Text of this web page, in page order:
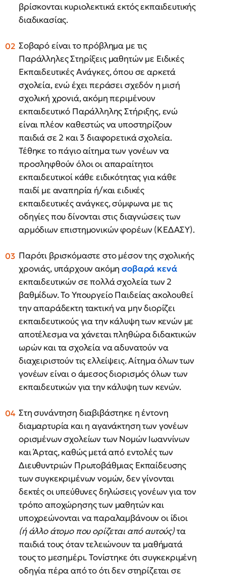
βρίσκονται κυριολεκτικά εκτός εκπαιδευτικής
διαδικασίας.
Σοβαρό είναι το πρόβλημα με τις
Παράλληλες Στηρίξεις μαθητών με Ειδικές
Εκπαιδευτικές Ανάγκες, όπου σε αρκετά
σχολεία, ενώ έχει περάσει σχεδόν η μισή
σχολική χρονιά, ακόμη περιμένουν
εκπαιδευτικό Παράλληλης Στήριξης, ενώ
είναι πλέον καθεστώς να υποστηρίζουν
παιδιά σε 2 και 3 διαφορετικά σχολεία.
Τέθηκε το πάγιο αίτημα των γονέων να
προσληφθούν όλοι οι απαραίτητοι
εκπαιδευτικοί κάθε ειδικότητας για κάθε
παιδί με αναπηρία ή/και ειδικές
εκπαιδευτικές ανάγκες, σύμφωνα με τις
οδηγίες που δίνονται στις διαγνώσεις των
αρμόδιων επιστημονικών φορέων (ΚΕΔΑΣΥ).
Παρότι βρισκόμαστε στο μέσον της σχολικής
χρονιάς, υπάρχουν ακόμησοβαρά κενά
εκπαιδευτικών σε πολλά σχολεία των 2
βαθμίδων. Το Υπουργείο Παιδείας ακολουθεί
την απαράδεκτη τακτική να μην διορίζει
εκπαιδευτικούς για την κάλυψη των κενών με
αποτέλεσμα να χάνεται πληθώρα διδακτικών
ωρών και τα σχολεία να αδυνατούν να
διαχειριστούν τις ελλείψεις. Αίτημα όλων των
γονέων είναι ο άμεσος διορισμός όλων των
εκπαιδευτικών για την κάλυψη των κενών.
Στη συνάντηση διαβιβάστηκε η έντονη
διαμαρτυρία και η αγανάκτηση των γονέων
ορισμένων σχολείων των Νομών Ιωαννίνων
και Άρτας, καθώς μετά από εντολές των
Διευθυντριών Πρωτοβάθμιας Εκπαίδευσης
των συγκεκριμένων νομών, δεν γίνονται
δεκτές οι υπεύθυνες δηλώσεις γονέων για τον
τρόπο αποχώρησης των μαθητών και
υποχρεώνονται να παραλαμβάνουν οι ίδιοι
(ή άλλο άτομο που ορίζεται από αυτούς)τα
παιδιά τους όταν τελειώνουν τα μαθήματά
τους το μεσημέρι. Τονίστηκε ότι συγκεκριμένη
οδηγία πέρα από το ότι δεν στηρίζεται σε